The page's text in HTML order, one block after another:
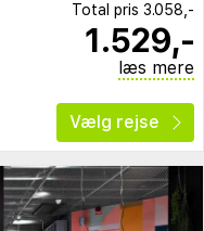
Total pris 3.058,-
1.529,-
læs mere
Vælg rejse